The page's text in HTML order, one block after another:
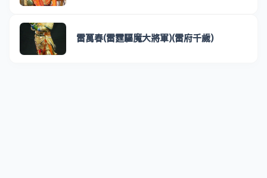
雷萬春(雷霆驅魔大將軍)(雷府千歲)